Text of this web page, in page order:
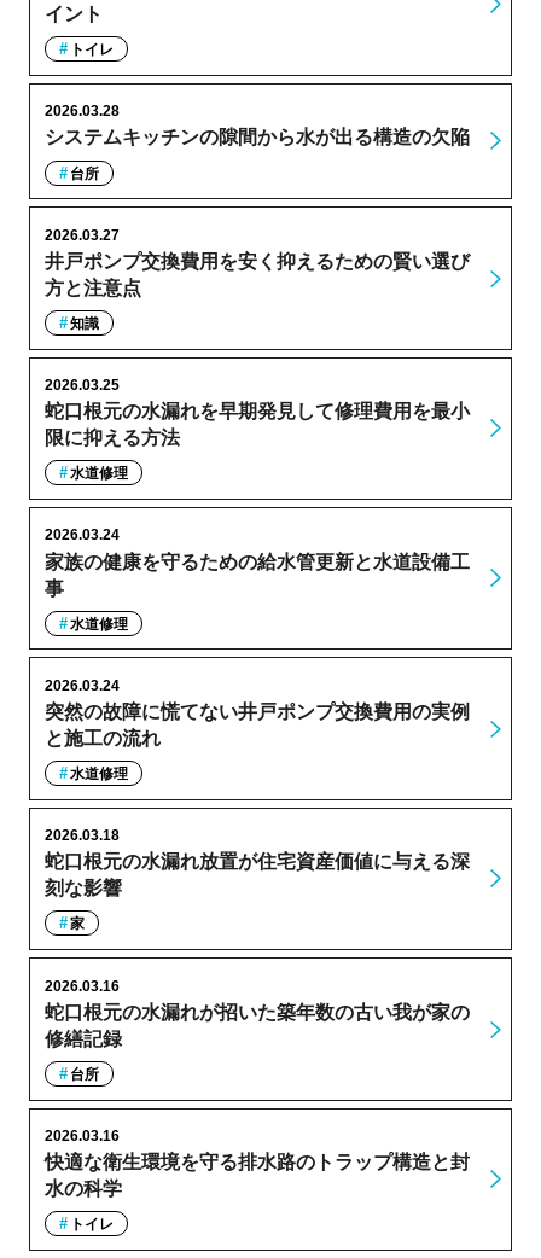
イント
トイレ
システムキッチンの隙間から水が出る構造の欠陥
2026.03.28
台所
井戸ポンプ交換費用を安く抑えるための賢い選び
方と注意点
2026.03.27
知識
蛇口根元の水漏れを早期発見して修理費用を最小
限に抑える方法
2026.03.25
水道修理
家族の健康を守るための給水管更新と水道設備工
事
2026.03.24
水道修理
突然の故障に慌てない井戸ポンプ交換費用の実例
と施工の流れ
2026.03.24
水道修理
蛇口根元の水漏れ放置が住宅資産価値に与える深
刻な影響
2026.03.18
家
蛇口根元の水漏れが招いた築年数の古い我が家の
修繕記録
2026.03.16
台所
快適な衛生環境を守る排水路のトラップ構造と封
水の科学
2026.03.16
トイレ